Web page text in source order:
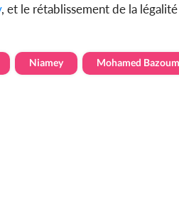
, et le rétablissement de la
Niamey Mohamed Bazoum